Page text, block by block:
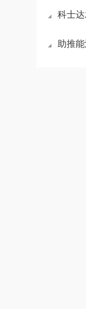
科士达
助推能源